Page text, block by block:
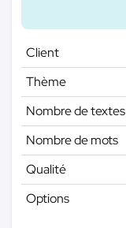
Client
Thème
Nombre de textes
Nombre de mots
Qualité
Options